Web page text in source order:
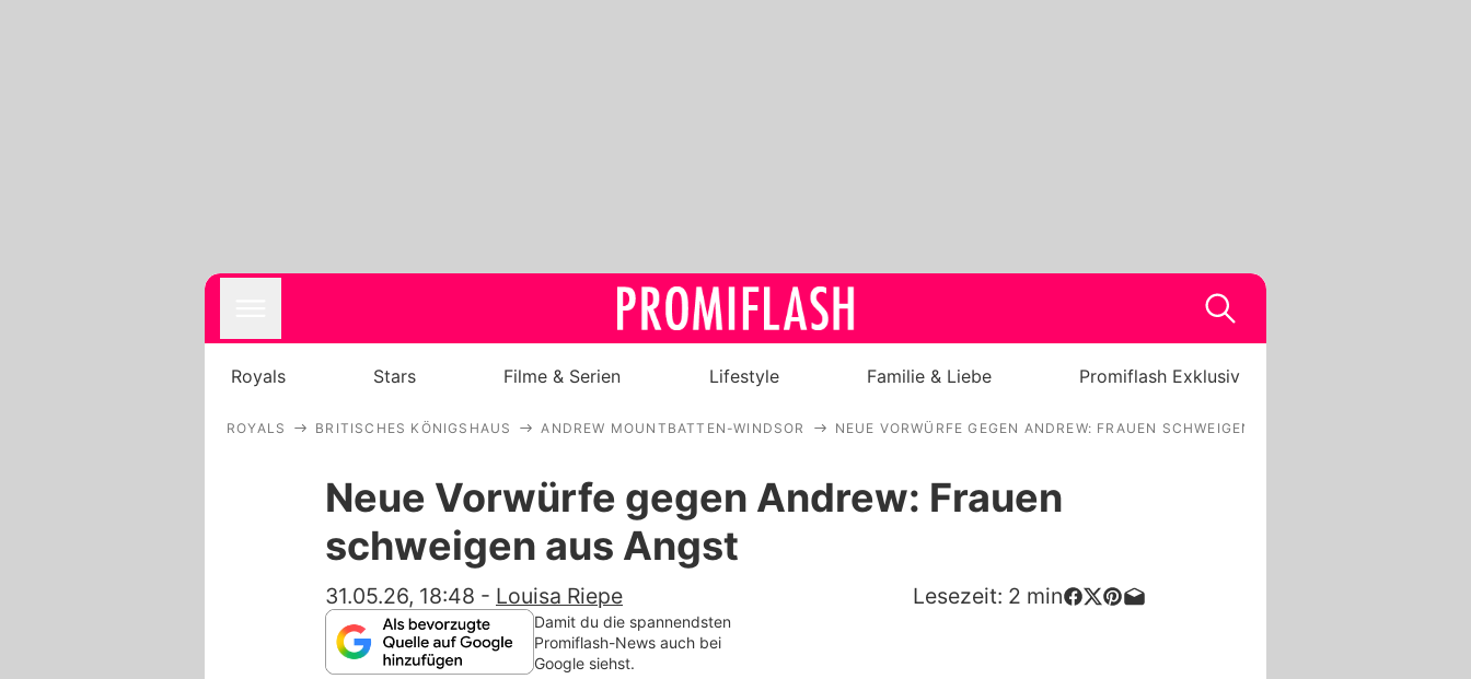
Royals
Filme & Serien
Lifestyle
Familie & Liebe
Royals Stars Filme & Serien Lifestyle Familie & Liebe Promiflash Exklusiv
ROYALS BRITISCHES KÖNIGSHAUS ANDREW MOUNTBATTEN-WINDSOR NEUE VORWÜRFE GEGEN ANDREW: FRAUEN SCHWEIGEN AUS ANGST
Neue Vorwürfe gegen Andrew: Frauen
schweigen aus Angst
31.05.26, 18:48 - Louisa Riepe Lesezeit: 2 min
Damit du die spannendsten
Promiflash-News auch bei
Google siehst.